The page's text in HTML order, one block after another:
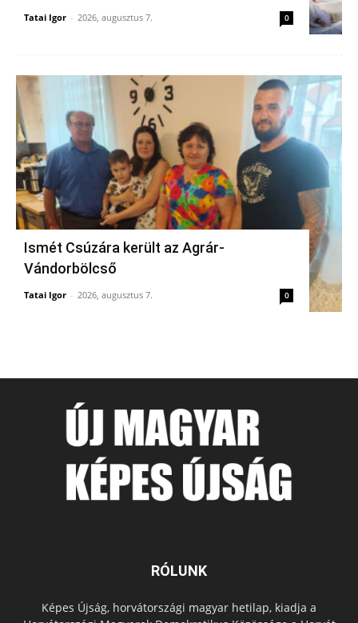
Tatai Igor - 2026, augusztus 7. 0
Ismét Csúzára került az Agrár-
Vándorbölcső
Tatai Igor - 2026, augusztus 7. 0
RÓLUNK
Képes Újság, horvátországi magyar hetilap, kiadja a